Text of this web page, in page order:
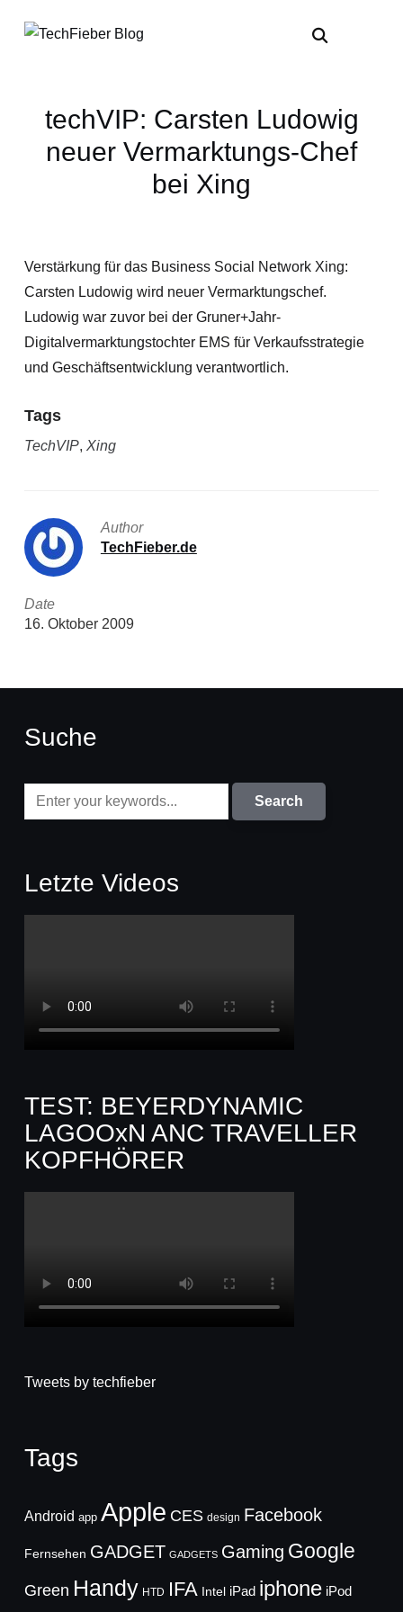
techVIP: Carsten Ludowig
neuer Vermarktungs-Chef
bei Xing
Verstärkung für das Business Social Network Xing:
Carsten Ludowig wird neuer Vermarktungschef.
Ludowig war zuvor bei der Gruner+Jahr-
Digitalvermarktungstochter EMS für Verkaufsstrategie
und Geschäftsentwicklung verantwortlich.
Tags
TechVIP, Xing
Author
TechFieber.de
Date
16. Oktober 2009
Suche
Letzte Videos
TEST: BEYERDYNAMIC
LAGOOxN ANC TRAVELLER
KOPFHÖRER
Tweets by techfieber
Tags
Android app Apple CES design Facebook
Fernsehen GADGET GADGETS Gaming Google
Green Handy HTD IFA Intel iPad iphone iPod